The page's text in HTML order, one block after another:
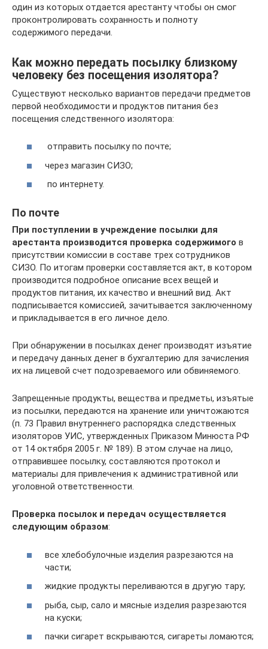
один из которых отдается арестанту чтобы он смог
проконтролировать сохранность и полноту
содержимого передачи.
Как можно передать посылку близкому
человеку без посещения изолятора?
Существуют несколько вариантов передачи предметов
первой необходимости и продуктов питания без
посещения следственного изолятора:
отправить посылку по почте;
через магазин СИЗО;
по интернету.
По почте
При поступлении в учреждение посылки для
арестанта производится проверка содержимого в
присутствии комиссии в составе трех сотрудников
СИЗО. По итогам проверки составляется акт, в котором
производится подробное описание всех вещей и
продуктов питания, их качество и внешний вид. Акт
подписывается комиссией, зачитывается заключенному
и прикладывается в его личное дело.
При обнаружении в посылках денег производят изъятие
и передачу данных денег в бухгалтерию для зачисления
их на лицевой счет подозреваемого или обвиняемого.
Запрещенные продукты, вещества и предметы, изъятые
из посылки, передаются на хранение или уничтожаются
(п. 73 Правил внутреннего распорядка следственных
изоляторов УИС, утвержденных Приказом Минюста РФ
от 14 октября 2005 г. № 189). В этом случае на лицо,
отправившее посылку, составляются протокол и
материалы для привлечения к административной или
уголовной ответственности.
Проверка посылок и передач осуществляется
следующим образом:
все хлебобулочные изделия разрезаются на
части;
жидкие продукты переливаются в другую тару;
рыба, сыр, сало и мясные изделия разрезаются
на куски;
пачки сигарет вскрываются, сигареты ломаются;